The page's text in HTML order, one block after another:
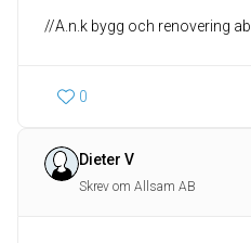
//A.n.k bygg och renovering ab
0
Dieter V
Skrev om Allsam AB